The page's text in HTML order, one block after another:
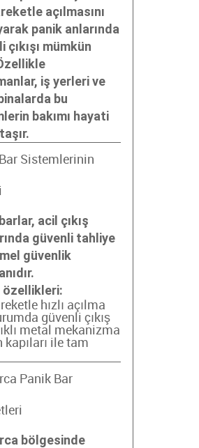
açılmasını
panik anlarında
çıkışı mümkün
iş yerleri ve
bu
bakımı hayati
Sistemlerinin
acil çıkış
güvenli tahliye
güvenlik
özellikleri:
hızlı açılma
güvenli çıkış
metal mekanizma
kapıları ile tam
Panik Bar
bölgesinde